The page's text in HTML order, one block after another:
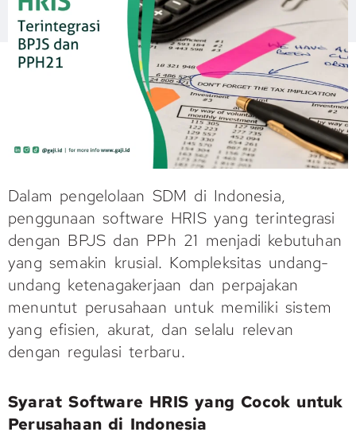
Dalam pengelolaan SDM di Indonesia,
penggunaan software HRIS yang terintegrasi
dengan BPJS dan PPh 21 menjadi kebutuhan
yang semakin krusial. Kompleksitas undang-
undang ketenagakerjaan dan perpajakan
menuntut perusahaan untuk memiliki sistem
yang efisien, akurat, dan selalu relevan
dengan regulasi terbaru.
Syarat Software HRIS yang Cocok untuk
Perusahaan di Indonesia